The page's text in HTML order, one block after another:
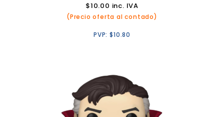
$10.00 inc. IVA
(Precio oferta al contado)
PVP:$10.80